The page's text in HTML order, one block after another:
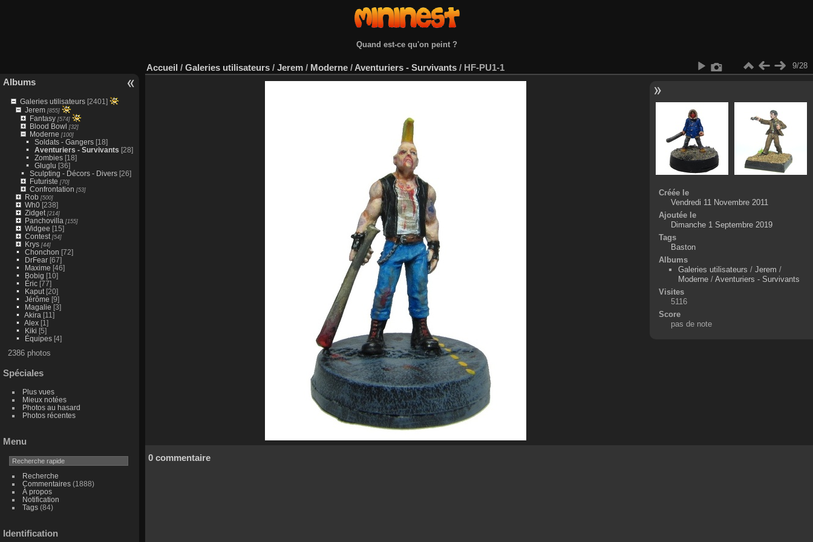
Quand est-ce qu'on peint ?
Albums
Galeries utilisateurs[2401]
Jerem[855]
Fantasy[574]
Blood Bowl [32]
Moderne [100]
Soldats - Gangers[18]
Aventuriers - Survivants [28]
Zombies[18]
Gluglu [36]
Sculpting - Décors - Divers[26]
Futuriste [70]
Confrontation [53]
Rob[500]
Wh0[238]
Zidget[214]
Panchovilla [155]
Widgee [15]
Contest[54]
Krys[44]
Chonchon [72]
DrFear[67]
Maxime [46]
Bobig [10]
Éric[77]
Kaput[20]
Jérôme [9]
Magalie [3]
Akira [11]
Alex[1]
Kiki [5]
Équipes[4]
2386 photos
Spéciales
Plus vues
Mieux notées
Photos au hasard
Photos récentes
Menu
Recherche
Commentaires(1888)
À propos
Notification
Tags(84)
Identification
Accueil / Galeries utilisateurs / Jerem / Moderne / Aventuriers - Survivants / HF-PU1-1 9/28
Créée le
Vendredi 11 Novembre 2011
Ajoutée le
Dimanche 1 Septembre 2019
Tags
Baston
Albums
Galeries utilisateurs /Jerem /
Moderne /Aventuriers - Survivants
Visites
5116
Score
pas de note
0 commentaire